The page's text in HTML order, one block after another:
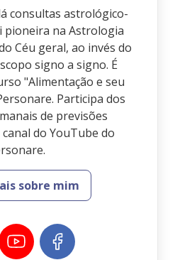
consultas astrológico-
pioneira na Astrologia
Céu geral, ao invés do
signo a signo. É
"Alimentação e seu
Participa dos
de previsões
do YouTube do
sobre mim